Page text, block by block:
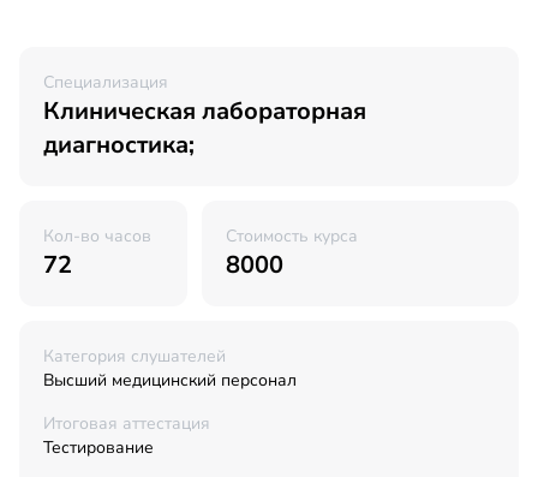
Специализация
Клиническая лабораторная
диагностика;
Кол-во часов
72
Стоимость курса
8000
Категория слушателей
Высший медицинский персонал
Итоговая аттестация
Тестирование